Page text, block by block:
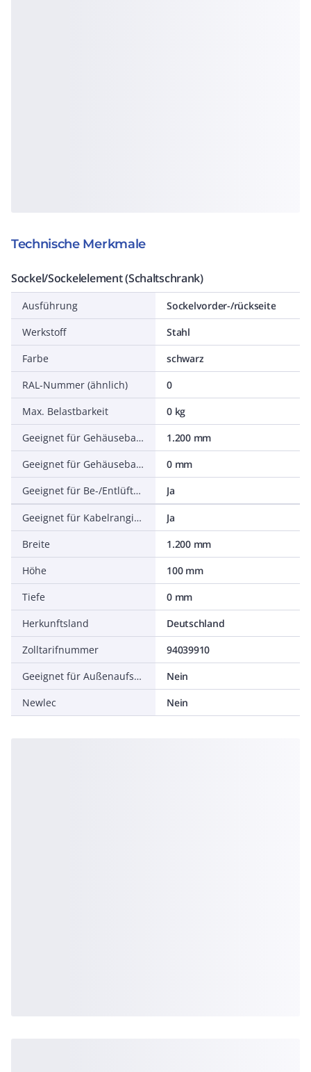
Technische Merkmale
Sockel/Sockelelement (Schaltschrank)
Ausführung
Sockelvorder-/rückseite
Werkstoff
Stahl
Farbe
schwarz
RAL-Nummer (ähnlich)
0
Max. Belastbarkeit
0 kg
Geeignet für Gehäusebaubreite
1.200 mm
Geeignet für Gehäusebautiefe
0 mm
Geeignet für Be-/Entlüftung
Ja
Geeignet für Kabelrangierung
Ja
Breite
1.200 mm
Höhe
100 mm
Tiefe
0 mm
Herkunftsland
Deutschland
Zolltarifnummer
94039910
Geeignet für Außenaufstellung
Nein
Newlec
Nein